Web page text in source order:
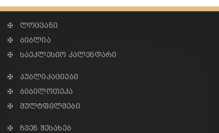
✠ ლოცვანი
✠ ბიბლია
✠ საეკლესიო კალენდარი
✠ პუბლიკაციები
✠ ბიბილოთეკა
✠ მულტფილმები
✠ ჩვენ შესახებ